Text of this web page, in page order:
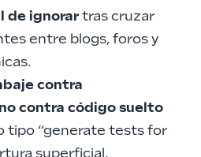
de ignorartras cruzar
entre blogs, foros y
contra
contra código suelto
tipo “generate tests for